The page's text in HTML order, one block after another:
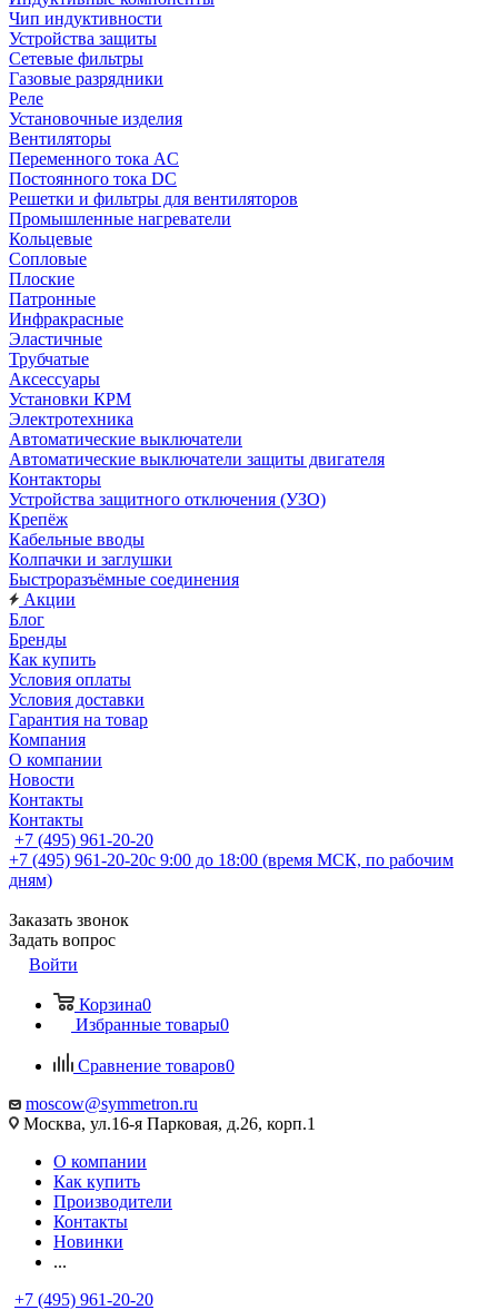
Чип индуктивности
Устройства защиты
Сетевые фильтры
Газовые разрядники
Реле
Установочные изделия
Вентиляторы
Переменного тока AC
Постоянного тока DC
Решетки и фильтры для вентиляторов
Промышленные нагреватели
Кольцевые
Сопловые
Плоские
Патронные
Инфракрасные
Эластичные
Трубчатые
Аксессуары
Установки КРМ
Электротехника
Автоматические выключатели
Автоматические выключатели защиты двигателя
Контакторы
Устройства защитного отключения (УЗО)
Крепёж
Кабельные вводы
Колпачки и заглушки
Быстроразъёмные соединения
Акции
Блог
Бренды
Как купить
Условия оплаты
Условия доставки
Гарантия на товар
Компания
О компании
Новости
Контакты
Контакты
+7 (495) 961-20-20
+7 (495) 961-20-20с 9:00 до 18:00 (время МСК, по рабочим
дням)
Заказать звонок
Задать вопрос
Войти
Корзина0
Избранные товары0
Сравнение товаров0
moscow@symmetron.ru
Москва, ул.16-я Парковая, д.26, корп.1
О компании
Как купить
Производители
Контакты
Новинки
...
+7 (495) 961-20-20